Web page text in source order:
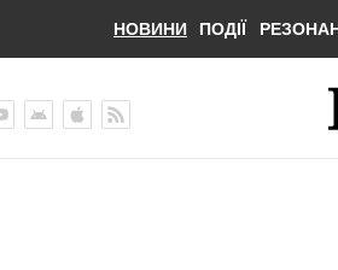
НОВИНИ ПОДІЇ